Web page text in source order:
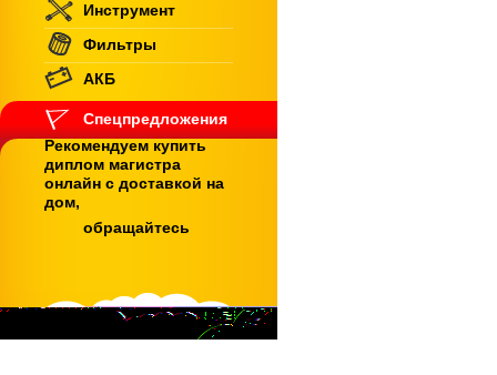
Инструмент
Фильтры
АКБ
Спецпредложения
Рекомендуем купить
диплом магистра
онлайн с доставкой на
дом,
обращайтесь